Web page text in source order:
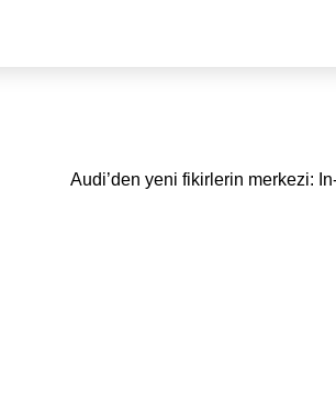
Audi’den yeni fikirlerin merkezi: